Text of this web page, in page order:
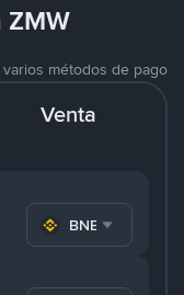
ZMW
métodos de pago
Venta
BNB